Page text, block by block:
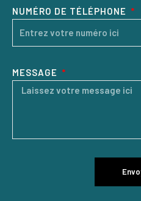
NUMÉRO DE TÉLÉPHONE
MESSAGE